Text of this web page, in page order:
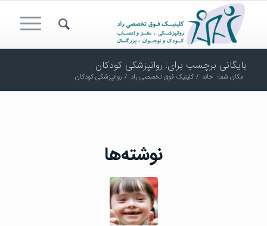
بایگانی برچسب برای: روانپزشکی کودکان
مکان شما: خانه / کلینیک فوق تخصصی راد / روانپزشکی کودکان
نوشته‌ها